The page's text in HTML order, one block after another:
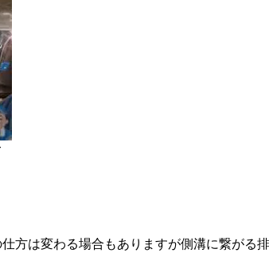
方は変わる場合もありますが側溝に繋がる